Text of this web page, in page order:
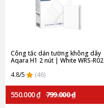
Công tắc dán tường không dây
Aqara H1 2 nút | White WRS-R02
4.8/5
(46)
550.000 ₫ 799.000 ₫